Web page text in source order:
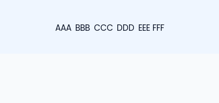
AAA BBB CCC DDD EEE FFF